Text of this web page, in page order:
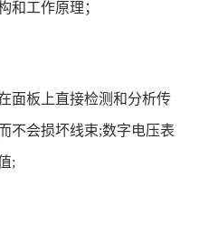
和工作原理；
板上直接检测和分析传
不会损坏线束;数字电压表
;